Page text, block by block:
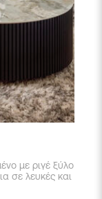
με ριγέ ξύλο
σε λευκές και